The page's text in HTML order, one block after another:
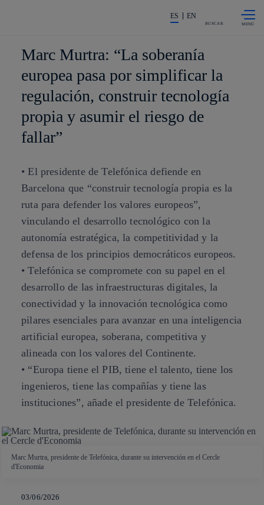
La acción en accionistas e
ES EN
BUSCAR
Marc Murtra: “La soberanía
europea pasa por simplificar la
regulación, construir tecnología
propia y asumir el riesgo de
fallar”
• El presidente de Telefónica defiende en
Barcelona que “construir tecnología propia es la
ruta para defender los valores europeos”,
vinculando el desarrollo tecnológico con la
autonomía estratégica, la competitividad y la
defensa de los principios democráticos europeos.
• Telefónica se compromete con su papel en el
desarrollo de las infraestructuras digitales, la
conectividad y la innovación tecnológica como
pilares esenciales para avanzar en una inteligencia
artificial europea, soberana, competitiva y
alineada con los valores del Continente.
• “Europa tiene el PIB, tiene el talento, tiene los
ingenieros, tiene las compañías y tiene las
instituciones”, añade el presidente de Telefónica.
Marc Murtra, presidente de Telefónica, durante su intervención en el Cercle
d'Economia
03/06/2026